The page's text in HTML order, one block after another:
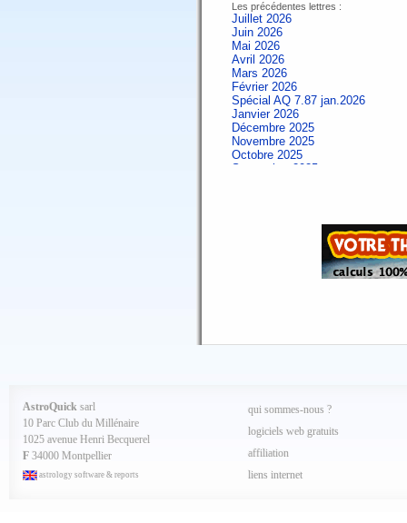
Les précédentes lettres :
Juillet 2026
Juin 2026
Mai 2026
Avril 2026
Mars 2026
Février 2026
Spécial AQ 7.87 jan.2026
Janvier 2026
Décembre 2025
Novembre 2025
Octobre 2025
Septembre 2025
Spécial AQ 7.84 jan.2025
Septembre 2024
Avril 2024
Mars 2024
Février 2024
Janvier 2024
Décembre 2023
Novembre 2023
AstroQuick sarl
10 Parc Club du Millénaire
1025 avenue Henri Becquerel
F 34000 Montpellier
astrology software & reports
qui sommes-nous ?
logiciels web gratuits
affiliation
liens internet